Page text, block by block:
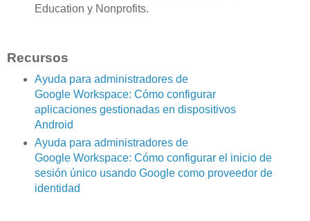
Education y Nonprofits.
Recursos
Ayuda para administradores de
Google Workspace: Cómo configurar
aplicaciones gestionadas en dispositivos
Android
Ayuda para administradores de
Google Workspace: Cómo configurar el inicio de
sesión único usando Google como proveedor de
identidad